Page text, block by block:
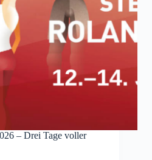
– Drei Tage voller